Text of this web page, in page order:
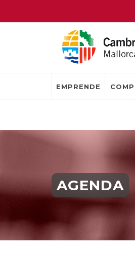
EMPRENDE
AGENDA